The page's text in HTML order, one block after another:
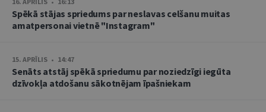
Spēkā stājas spriedums par neslavas celšanu muitas
amatpersonai vietnē "Instagram"
15. APRĪLIS • 14:47
Senāts atstāj spēkā spriedumu par noziedzīgi iegūta
dzīvokļa atdošanu sākotnējam īpašniekam